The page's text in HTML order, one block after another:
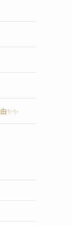
✨✨